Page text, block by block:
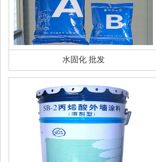
水固化 批发